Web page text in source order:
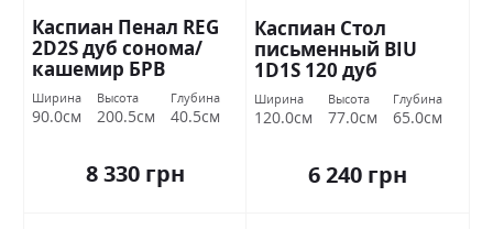
Каспиан Пенал REG
2D2S дуб сонома/
кашемир БРВ
Украина
Ширина
90.0см
Высота
200.5см
Глубина
40.5см
8 330 грн
Каспиан Стол
письменный BIU
1D1S 120 дуб
сонома/кашемир
БРВ Украина
Ширина
120.0см
Высота
77.0см
Глубина
65.0см
6 240 грн